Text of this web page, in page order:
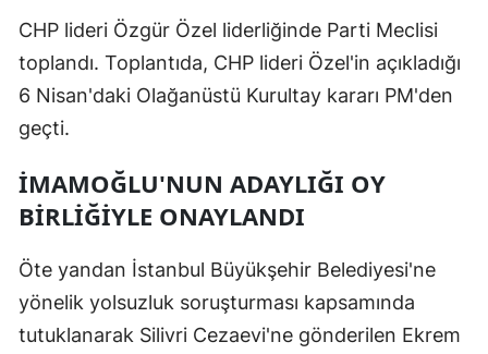
CHP lideri Özgür Özel liderliğinde Parti Meclisi
toplandı. Toplantıda, CHP lideri Özel'in açıkladığı
6 Nisan'daki Olağanüstü Kurultay kararı PM'den
geçti.
İMAMOĞLU'NUN ADAYLIĞI OY
BİRLİĞİYLE ONAYLANDI
Öte yandan İstanbul Büyükşehir Belediyesi'ne
yönelik yolsuzluk soruşturması kapsamında
tutuklanarak Silivri Cezaevi'ne gönderilen Ekrem